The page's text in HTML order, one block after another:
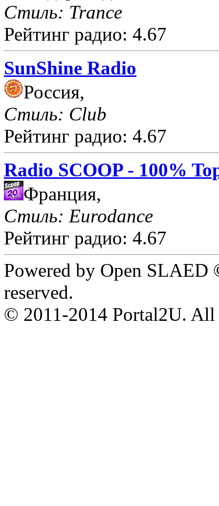
Стиль: Trance
Рейтинг радио: 4.67
SunShine Radio
Россия,
Стиль: Club
Рейтинг радио: 4.67
Radio SCOOP - 100%
Франция,
Стиль: Eurodance
Рейтинг радио: 4.67
Powered by Open
reserved.
© 2011-2014 Portal2U. All